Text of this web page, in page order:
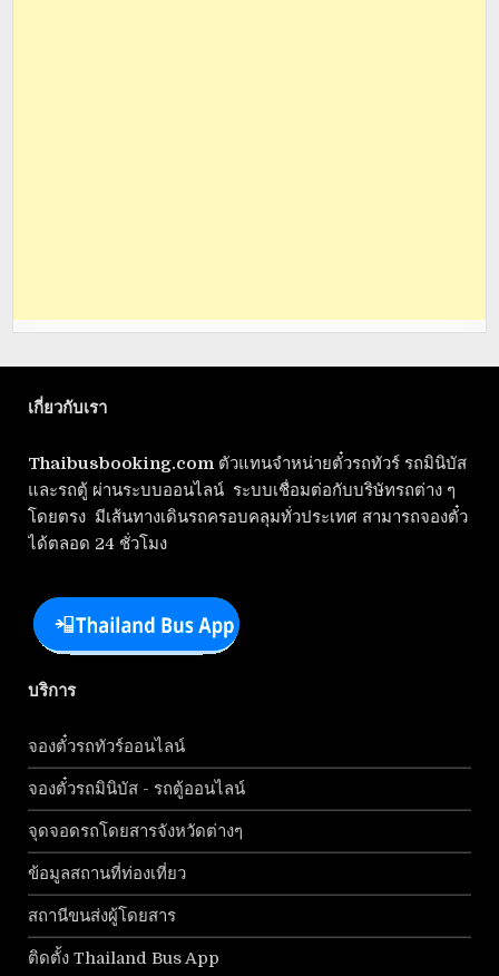
เกี่ยวกับเรา
Thaibusbooking.com ตัวแทนจำหน่ายตั๋วรถทัวร์ รถมินิบัส
และรถตู้ ผ่านระบบออนไลน์ ระบบเชื่อมต่อกับบริษัทรถต่าง ๆ
โดยตรง มีเส้นทางเดินรถครอบคลุมทั่วประเทศ สามารถจองตั๋ว
ได้ตลอด 24 ชั่วโมง
บริการ
จองตั๋วรถทัวร์ออนไลน์
จองตั๋วรถมินิบัส - รถตู้ออนไลน์
จุดจอดรถโดยสารจังหวัดต่างๆ
ข้อมูลสถานที่ท่องเที่ยว
สถานีขนส่งผู้โดยสาร
ติดตั้ง Thailand Bus App